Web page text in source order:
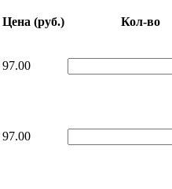
Цена (руб.) Кол-во
97.00
97.00